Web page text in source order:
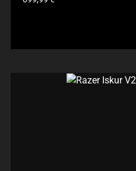
prodotto: